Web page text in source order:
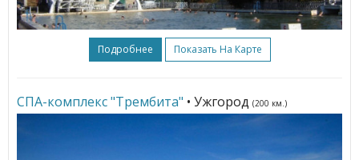
Подробнее Показать На Карте
СПА-комплекс "Трембита" • Ужгород (200 км.)